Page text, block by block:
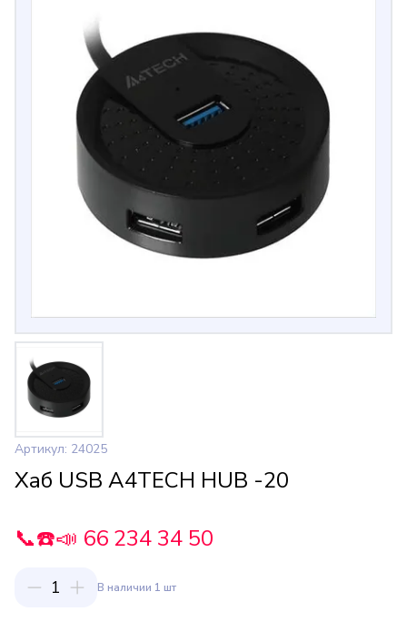
Артикул: 24025
Хаб USB A4TECH HUB -20
📞☎️📣 66 234 34 50
1 В наличии 1 шт